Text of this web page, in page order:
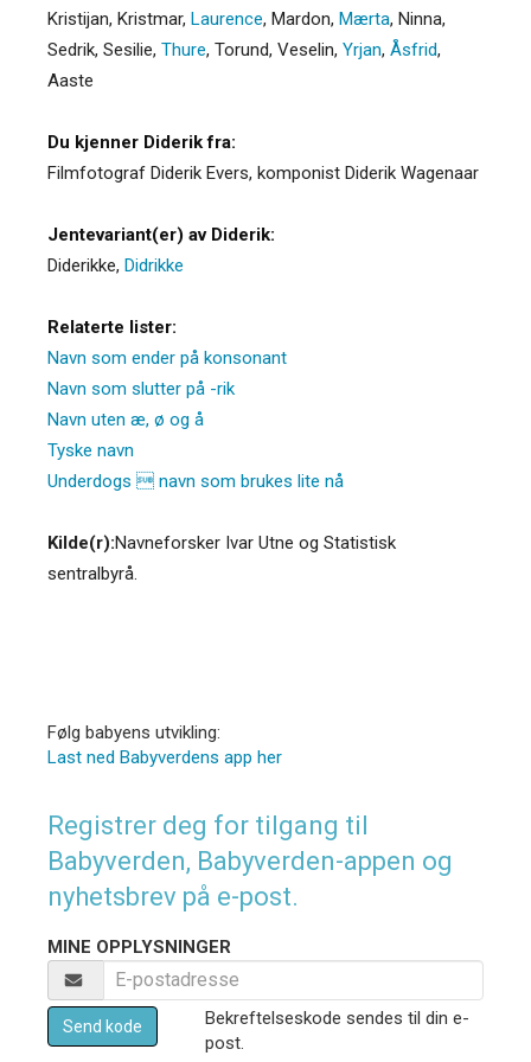
Kristijan, Kristmar, Laurence, Mardon, Mærta, Ninna,
Sedrik, Sesilie, Thure, Torund, Veselin, Yrjan, Åsfrid,
Aaste
Du kjenner Diderik fra:
Filmfotograf Diderik Evers, komponist Diderik Wagenaar
Jentevariant(er) av Diderik:
Diderikke, Didrikke
Relaterte lister:
Navn som ender på konsonant
Navn som slutter på -rik
Navn uten æ, ø og å
Tyske navn
Underdogs  navn som brukes lite nå
Kilde(r):Navneforsker Ivar Utne og Statistisk
sentralbyrå.
Følg babyens utvikling:
Last ned Babyverdens app her
Registrer deg for tilgang til
Babyverden, Babyverden-appen og
nyhetsbrev på e-post.
MINE OPPLYSNINGER
Send kode
Bekreftelseskode sendes til din e-
post.